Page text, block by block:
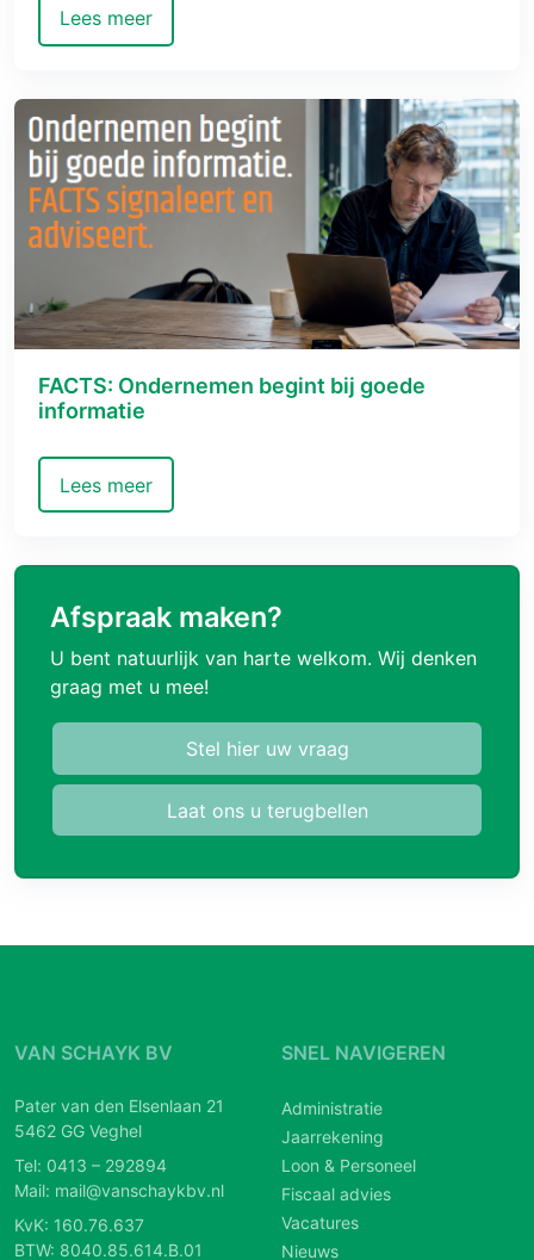
Lees meer
FACTS: Ondernemen begint bij goede
informatie
Lees meer
Afspraak maken?
U bent natuurlijk van harte welkom. Wij denken
graag met u mee!
Stel hier uw vraag
Laat ons u terugbellen
VAN SCHAYK BV
Pater van den Elsenlaan 21
5462 GG Veghel
Tel: 0413 – 292894
Mail: mail@vanschaykbv.nl
KvK: 160.76.637
BTW: 8040.85.614.B.01
SNEL NAVIGEREN
Administratie
Jaarrekening
Loon & Personeel
Fiscaal advies
Vacatures
Nieuws